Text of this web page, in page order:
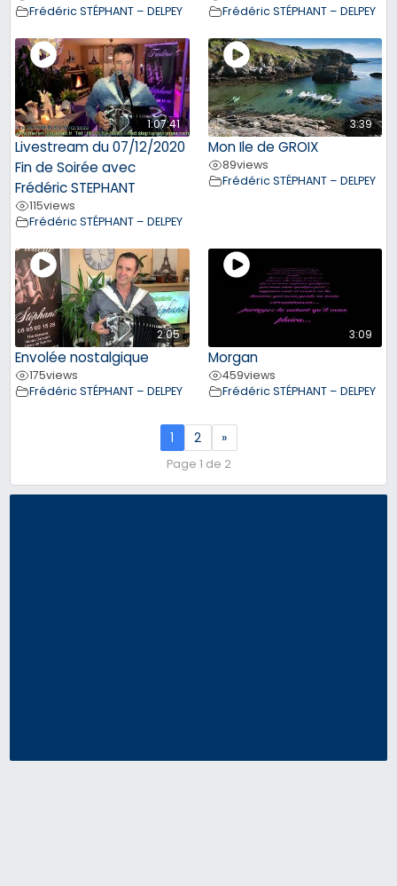
Frédéric STÉPHANT – DELPEY
Frédéric STÉPHANT – DELPEY
1:07:41
Livestream du 07/12/2020
Fin de Soirée avec
Frédéric STEPHANT
115views
Frédéric STÉPHANT – DELPEY
3:39
Mon Ile de GROIX
89views
Frédéric STÉPHANT – DELPEY
2:05
Envolée nostalgique
175views
Frédéric STÉPHANT – DELPEY
3:09
Morgan
459views
Frédéric STÉPHANT – DELPEY
1 2 »
Page 1 de 2